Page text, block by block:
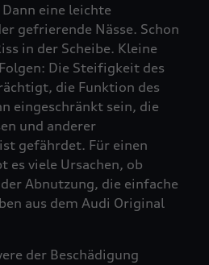
eine leichte
gefrierende Nässe. Schon
in der Scheibe. Kleine
Die Steifigkeit des
die Funktion des
eingeschränkt sein, die
und anderer
gefährdet. Für einen
es viele Ursachen, ob
Abnutzung, die einfache
aus dem Audi Original
der Beschädigung